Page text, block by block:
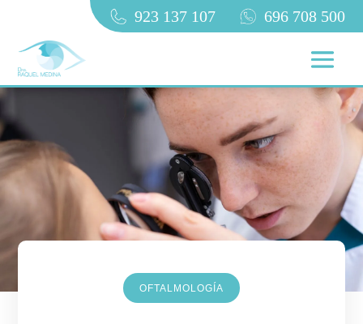
923 137 107 696 708 500
OFTALMOLOGÍA